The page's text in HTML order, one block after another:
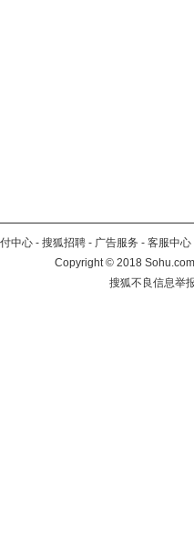
中心 - 搜狐招聘 - 广告服务 - 客服中心
Copyright©2018
搜狐不良信息举